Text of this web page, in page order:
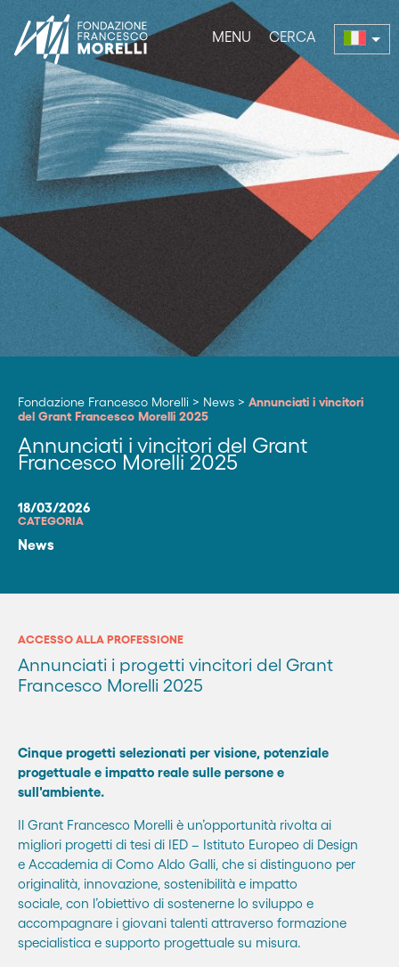
MENU CERCA
Fondazione Francesco Morelli > News > Annunciati i vincitori
del Grant Francesco Morelli 2025
Annunciati i vincitori del Grant
Francesco Morelli 2025
18/03/2026
CATEGORIA
News
ACCESSO ALLA PROFESSIONE
Annunciati i progetti vincitori del Grant
Francesco Morelli 2025
Cinque progetti selezionati per visione, potenziale
progettuale e impatto reale sulle persone e
sull'ambiente.
Il Grant Francesco Morelli è un’opportunità rivolta ai
migliori progetti di tesi di IED – Istituto Europeo di Design
e Accademia di Como Aldo Galli , che si distinguono per
originalità, innovazione, sostenibilità e impatto
sociale, con l’obiettivo di sostenerne lo sviluppo e
accompagnare i giovani talenti attraverso formazione
specialistica e supporto progettuale su misura.